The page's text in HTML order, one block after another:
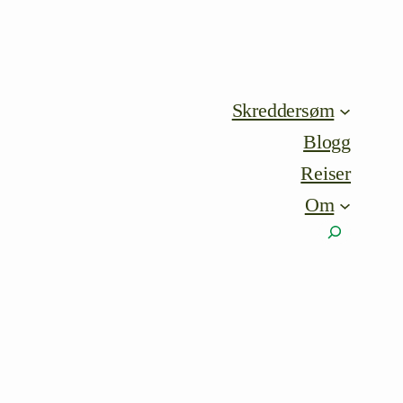
Skreddersøm
Blogg
Reiser
Om
Søk